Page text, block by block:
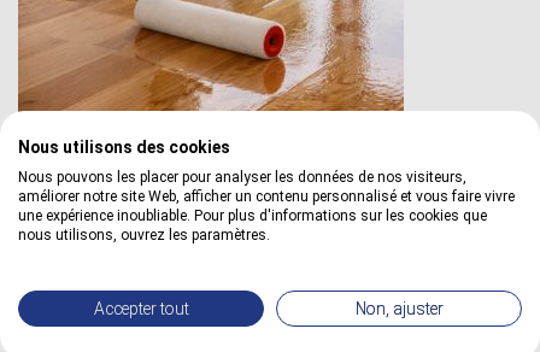
3. Analyse de rentabilité : Le coût à l'usage
Au-delà de l'esthétique, le choix entre cire et vitrification est
Nous utilisons des cookies
Nous pouvons les placer pour analyser les données de nos visiteurs,
améliorer notre site Web, afficher un contenu personnalisé et vous faire vivre
une expérience inoubliable. Pour plus d'informations sur les cookies que
nous utilisons, ouvrez les paramètres.
Accepter tout Non, ajuster